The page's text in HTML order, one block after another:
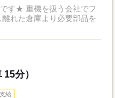
社でフ
分）
給